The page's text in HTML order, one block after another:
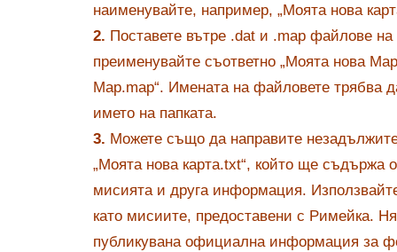
наименувайте, например, „Моята нова
2. Поставете вътре .dat и .map файлове на
преименувайте съответно „Моята нова
Map.map“. Имената на файловете трябва
името на папката.
3. Можете също да направите
„Моята нова карта.txt“, който ще съдържа
мисията и друга информация.
като мисиите, предоставени с Римейка.
публикувана официална информация за